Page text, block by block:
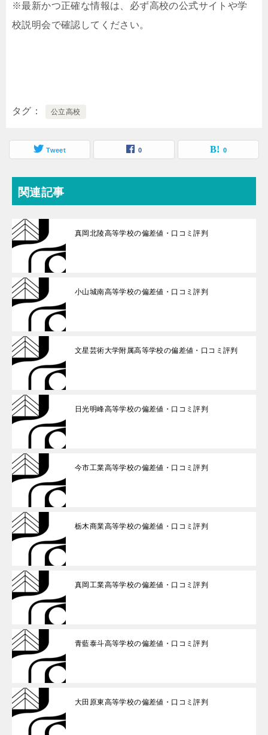
※最新かつ正確な情報は、必ず高校の公式サイトや学
校説明会で確認してください。
タグ 公立高校
Tweet 0 0
関連記事
真岡北陵高等学校の偏差値・口コミ評判
小山城南高等学校の偏差値・口コミ評判
文星芸術大学附属高等学校の偏差値・口コミ評判
日光明峰高等学校の偏差値・口コミ評判
今市工業高等学校の偏差値・口コミ評判
栃木商業高等学校の偏差値・口コミ評判
真岡工業高等学校の偏差値・口コミ評判
青藍泰斗高等学校の偏差値・口コミ評判
大田原東高等学校の偏差値・口コミ評判